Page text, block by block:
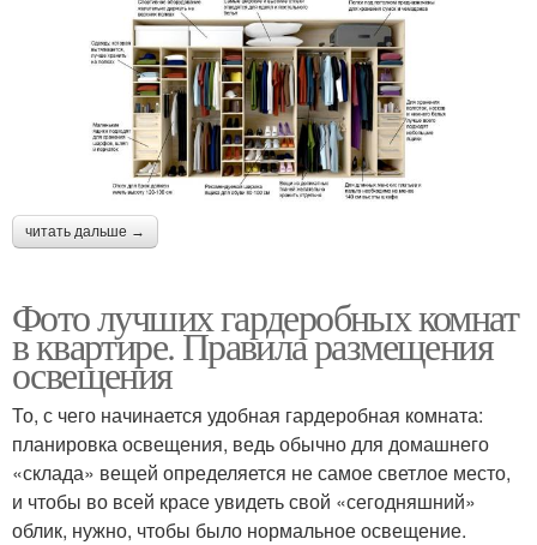
читать дальше →
Фото лучших гардеробных комнат
в квартире. Правила размещения
освещения
То, с чего начинается удобная гардеробная комната:
планировка освещения, ведь обычно для домашнего
«склада» вещей определяется не самое светлое место,
и чтобы во всей красе увидеть свой «сегодняшний»
облик, нужно, чтобы было нормальное освещение.